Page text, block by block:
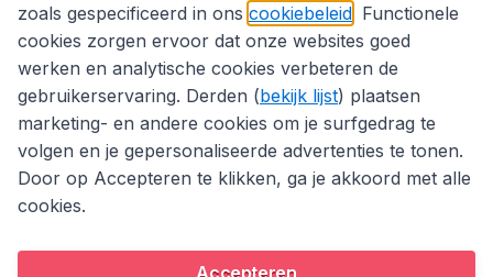
Privacybeleid
zoals gespecificeerd in ons cookiebeleid . Functionele
cookies zorgen ervoor dat onze websites goed
werken en analytische cookies verbeteren de
gebruikerservaring. Derden (bekijk lijst) plaatsen
marketing- en andere cookies om je surfgedrag te
volgen en je gepersonaliseerde advertenties te tonen.
Door op Accepteren te klikken, ga je akkoord met alle
cookies.
Accepteren